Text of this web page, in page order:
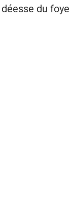
du